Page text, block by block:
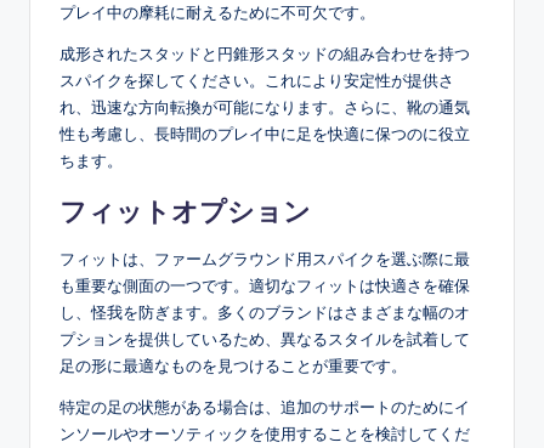
プレイ中の摩耗に耐えるために不可欠です。
成形されたスタッドと円錐形スタッドの組み合わせを持つ
スパイクを探してください。これにより安定性が提供さ
れ、迅速な方向転換が可能になります。さらに、靴の通気
性も考慮し、長時間のプレイ中に足を快適に保つのに役立
ちます。
フィットオプション
フィットは、ファームグラウンド用スパイクを選ぶ際に最
も重要な側面の一つです。適切なフィットは快適さを確保
し、怪我を防ぎます。多くのブランドはさまざまな幅のオ
プションを提供しているため、異なるスタイルを試着して
足の形に最適なものを見つけることが重要です。
特定の足の状態がある場合は、追加のサポートのためにイ
ンソールやオーソティックを使用することを検討してくだ